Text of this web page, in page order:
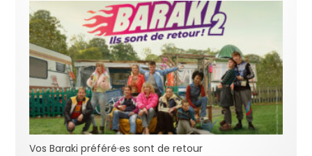
Vos Baraki préféré·es sont de retour